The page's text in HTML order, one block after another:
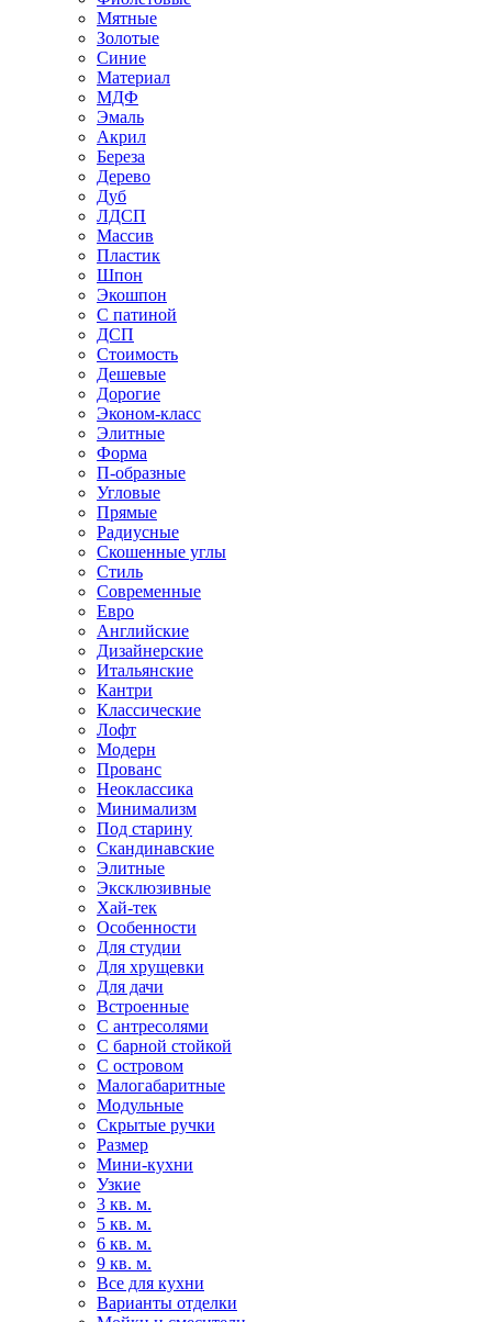
Мятные
Золотые
Синие
Материал
МДФ
Эмаль
Акрил
Береза
Дерево
Дуб
ЛДСП
Массив
Пластик
Шпон
Экошпон
С патиной
ДСП
Стоимость
Дешевые
Дорогие
Эконом-класс
Элитные
Форма
П-образные
Угловые
Прямые
Радиусные
Скошенные углы
Стиль
Современные
Евро
Английские
Дизайнерские
Итальянские
Кантри
Классические
Лофт
Модерн
Прованс
Неоклассика
Минимализм
Под старину
Скандинавские
Элитные
Эксклюзивные
Хай-тек
Особенности
Для студии
Для хрущевки
Для дачи
Встроенные
С антресолями
С барной стойкой
С островом
Малогабаритные
Модульные
Скрытые ручки
Размер
Мини-кухни
Узкие
3 кв. м.
5 кв. м.
6 кв. м.
9 кв. м.
Все для кухни
Варианты отделки